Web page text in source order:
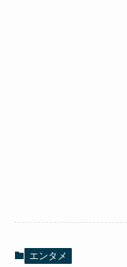
エンタメ